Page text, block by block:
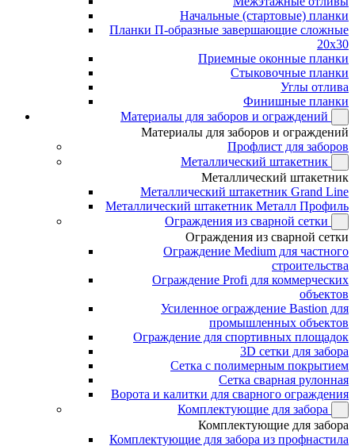
Начальные (стартовые) планки
Планки П-образные завершающие сложные
20x30
Приемные оконные планки
Стыковочные планки
Углы отлива
Финишные планки
Материалы для заборов и ограждений
Материалы для заборов и ограждений
Профлист для заборов
Металлический штакетник
Металлический штакетник
Металлический штакетник Grand Line
Металлический штакетник Металл Профиль
Ограждения из сварной сетки
Ограждения из сварной сетки
Ограждение Medium для частного
строительства
Ограждение Profi для коммерческих
объектов
Усиленное ограждение Bastion для
промышленных объектов
Ограждение для спортивных площадок
3D сетки для забора
Сетка с полимерным покрытием
Сетка сварная рулонная
Ворота и калитки для сварного ограждения
Комплектующие для забора
Комплектующие для забора
Комплектующие для забора из профнастила